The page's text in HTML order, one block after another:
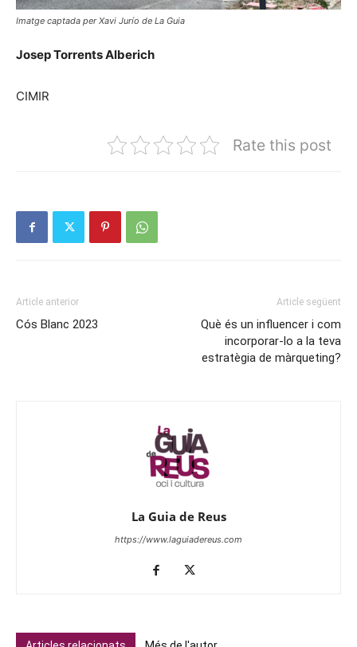
Imatge captada per Xavi Jurío de La Guia
Josep Torrents Alberich
CIMIR
Rate this post
Article anterior
Cós Blanc 2023
Article següent
Què és un influencer i com
incorporar-lo a la teva
estratègia de màrqueting?
La Guia de Reus
https://www.laguiadereus.com